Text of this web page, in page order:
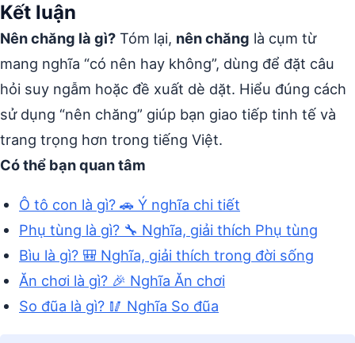
Kết luận
Nên chăng là gì? Tóm lại, nên chăng là cụm từ
mang nghĩa “có nên hay không”, dùng để đặt câu
hỏi suy ngẫm hoặc đề xuất dè dặt. Hiểu đúng cách
sử dụng “nên chăng” giúp bạn giao tiếp tinh tế và
trang trọng hơn trong tiếng Việt.
Có thể bạn quan tâm
Ô tô con là gì? 🚗 Ý nghĩa chi tiết
Phụ tùng là gì? 🔧 Nghĩa, giải thích Phụ tùng
Bìu là gì? 🎒 Nghĩa, giải thích trong đời sống
Ăn chơi là gì? 🎉 Nghĩa Ăn chơi
So đũa là gì? 🥢 Nghĩa So đũa